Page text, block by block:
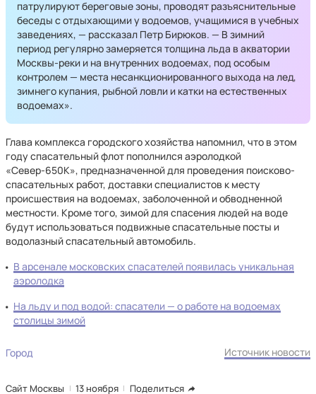
патрулируют береговые зоны, проводят разъяснительные
беседы с отдыхающими у водоемов, учащимися в учебных
заведениях, — рассказал Петр Бирюков. — В зимний
период регулярно замеряется толщина льда в акватории
Москвы-реки и на внутренних водоемах, под особым
контролем — места несанкционированного выхода на лед,
зимнего купания, рыбной ловли и катки на естественных
водоемах».
Глава комплекса городского хозяйства напомнил, что в этом
году спасательный флот пополнился аэролодкой
«Север-650К», предназначенной для проведения поисково-
спасательных работ, доставки специалистов к месту
происшествия на водоемах, заболоченной и обводненной
местности. Кроме того, зимой для спасения людей на воде
будут использоваться подвижные спасательные посты и
водолазный спасательный автомобиль.
В арсенале московских спасателей появилась уникальная
аэролодка
На льду и под водой: спасатели — о работе на водоемах
столицы зимой
Город Источник новости
Сайт Москвы 13 ноября Поделиться